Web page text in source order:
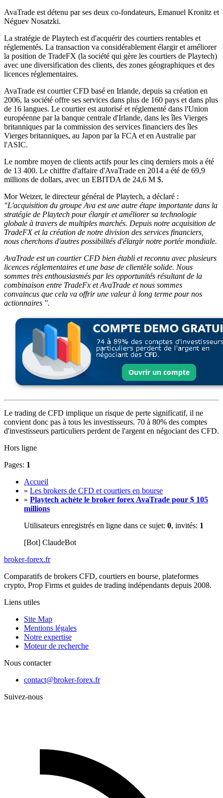
AvaTrade est détenu par ses deux co-fondateurs, Emanuel Kronitz et
Néguev Nosatzki.
La stratégie de Playtech est d'acquérir des courtiers rentables et
réglementés. La transaction va considérablement élargir et améliorer
la position de TradeFX (la société qui gère les courtiers de Playtech)
avec une diversification des clients, des zones géographiques et des
licences réglementaires.
AvaTrade est courtier CFD basé en Irlande, depuis sa création en
2006, la société offre ses services dans plus de 160 pays et dans plus
de 16 langues. Le courtier est autorisé et réglementé dans l'Union
européenne par la banque centrale d'Irlande, dans les îles Vierges
britanniques par la commission des services financiers des îles
Vierges britanniques, au Japon par la FCA et en Australie par
l'ASIC.
Le nombre moyen de clients actifs pour les cinq derniers mois a été
de 13 400. Le chiffre d'affaire d'AvaTrade en 2014 a été de 69,9
millions de dollars, avec un EBITDA de 24,6 M $.
Mor Weizer, le directeur général de Playtech, a déclaré :
"L'acquisition du groupe Ava est une autre étape importante dans la
stratégie de Playtech pour élargir et améliorer sa technologie
globale à travers de multiples marchés. Depuis notre acquisition de
TradeFX et la création de notre division des services financiers,
nous cherchons d'autres possibilités d'élargir notre portée mondiale.
AvaTrade est un courtier CFD bien établi et reconnu avec plusieurs
licences réglementaires et une base de clientèle solide. Nous
sommes très enthousiasmés par les opportunités résultant de la
combinaison entre TradeFx et AvaTrade et nous sommes
convaincus que cela va offrir une valeur à long terme pour nos
actionnaires ".
Le trading de CFD implique un risque de perte significatif, il ne
convient donc pas à tous les investisseurs. 70 à 80% des comptes
d'investisseurs particuliers perdent de l'argent en négociant des CFD.
Hors ligne
Pages: 1
Accueil
» Les brokers de CFD et courtiers en bourse
» Playtech achète le broker forex AvaTrade pour $ 105
millions
Utilisateurs enregistrés en ligne dans ce sujet: 0, invités: 1
[Bot] ClaudeBot
broker-forex.fr
Comparatifs de brokers CFD, courtiers en bourse, plateformes
crypto, Prop Firms et guides de trading indépendants depuis 2008.
Liens utiles
Site Map
Mentions légales
Notre expertise
Moteur de recherche
Nous contacter
contact@broker-forex.fr
Suivez-nous